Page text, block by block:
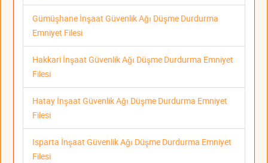
Gümüşhane İnşaat Güvenlik Ağı Düşme Durdurma
Emniyet Filesi
Hakkari İnşaat Güvenlik Ağı Düşme Durdurma Emniyet
Filesi
Hatay İnşaat Güvenlik Ağı Düşme Durdurma Emniyet
Filesi
Isparta İnşaat Güvenlik Ağı Düşme Durdurma Emniyet
Filesi